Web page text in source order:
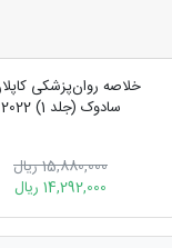
خلاصه روان‌پزشکی
سادوک (جلد 1) 2022
15,880,000 ریال
14,292,000 ریال